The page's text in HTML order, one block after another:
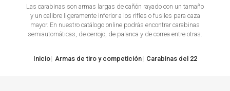
ARMAS CORTAS
Las carabinas son armas largas de cañón rayado con un tamaño
y un calibre ligeramente inferior a los rifles o fusiles para caza
mayor. En nuestro catálogo online podrás encontrar carabinas
semiautomáticas, de cerrojo, de palanca y de correa entre otras.
Inicio Armas de tiro y competición Carabinas del 22